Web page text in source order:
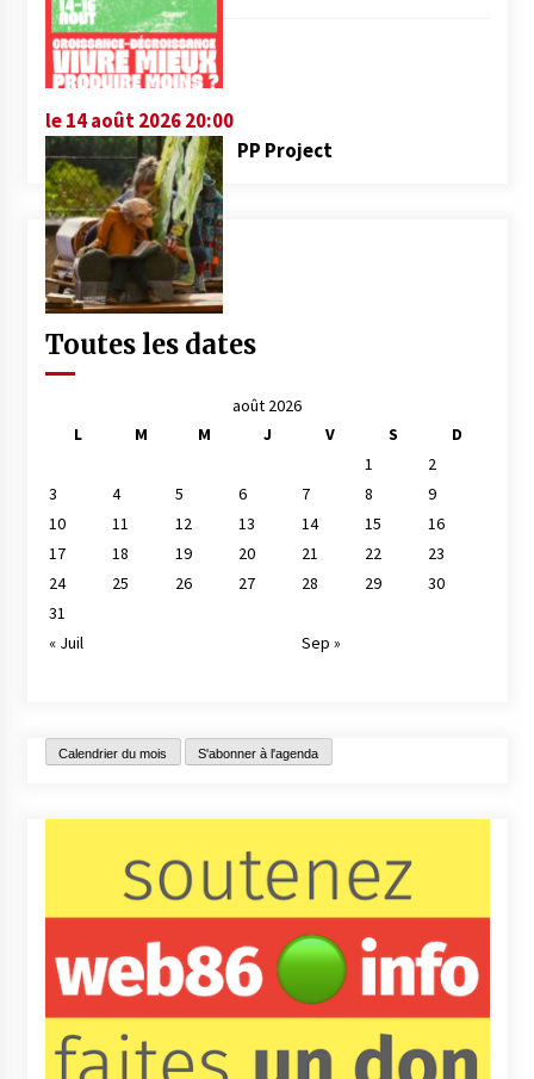
le 14 août 2026 20:00
PP Project
Toutes les dates
août 2026
L
M M J V S
D
1
2
3
4 5 6 7 8
9
10
11 12 13 14 15
16
17
18 19 20 21 22
23
24
25 26 27 28 29
30
31
« Juil
Sep »
Calendrier du mois S'abonner à l'agenda